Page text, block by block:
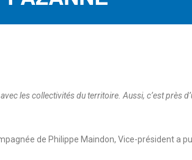
les collectivités du territoire. Aussi, c’est près
de Philippe Maindon, Vice-président